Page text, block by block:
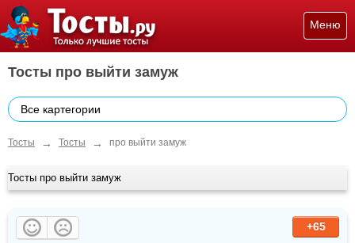
Меню
Тосты про выйти замуж
Все картегории
Тосты → Тосты → про выйти замуж
Тосты про выйти замуж
+65